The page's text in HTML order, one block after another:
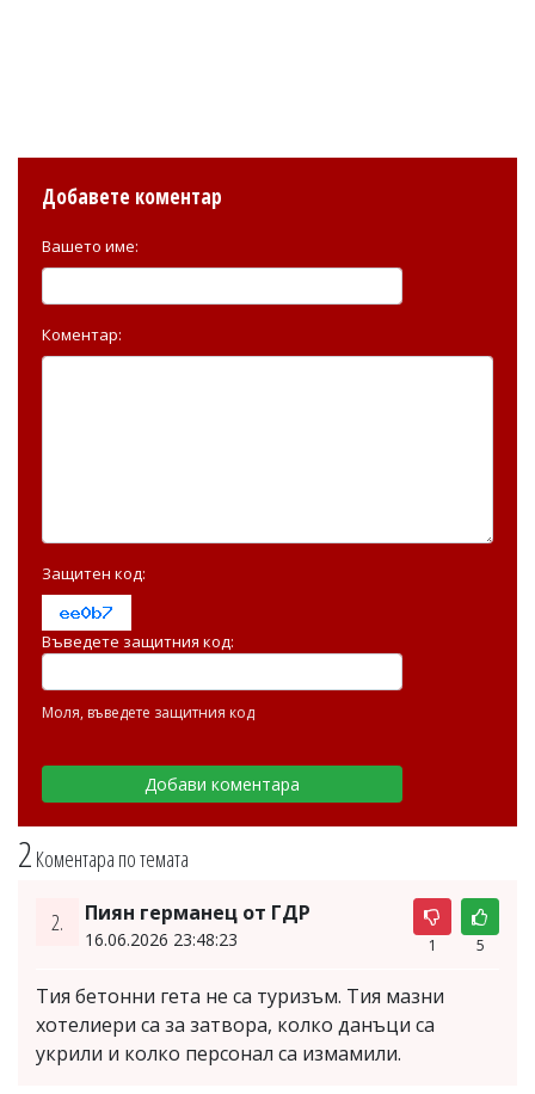
2 Коментара по темата
2. Пиян германец от ГДР
16.06.2026 23:48:23 1 5
Тия бетонни гета не са туризъм. Тия мазни
хотелиери са за затвора, колко данъци са
укрили и колко персонал са измамили.
Добавете коментар
Вашето име:
Коментар:
Защитен код:
Въведете защитния код:
Моля, въведете защитния код